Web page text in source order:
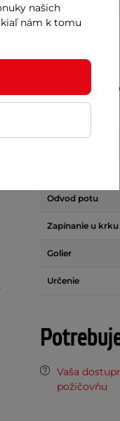
Odvod potu
Zapínanie u krku
Golier
Určenie
Vaša
požičovňu
našich
nám k tomu